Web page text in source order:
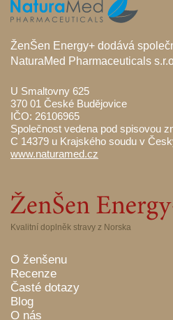
ŽenŠen Energy+ dodává
NaturaMed Pharmaceuticals
U Smaltovny 625
370 01 České Budějovice
IČO: 26106965
Společnost vedena pod spisovou
C 14379 u Krajského soudu v
www.naturamed.cz
Kvalitní doplněk stravy z Norska
O ženšenu
Recenze
Časté dotazy
Blog
O nás